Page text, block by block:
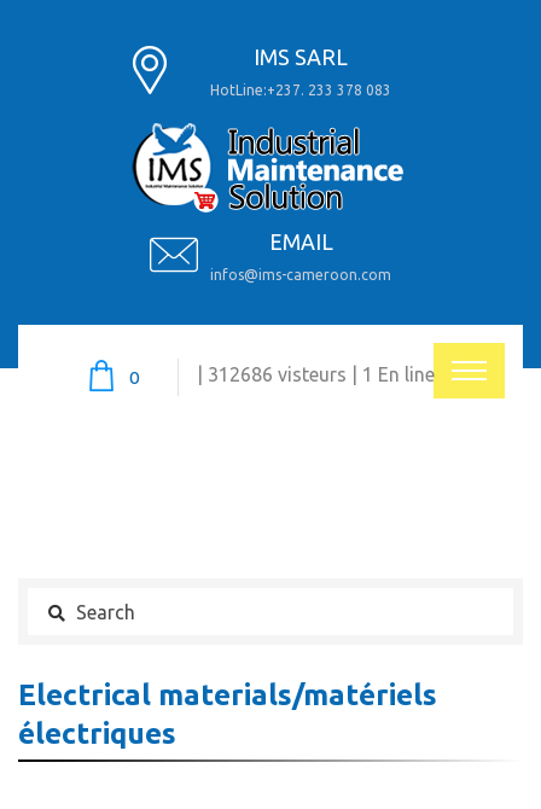
IMS SARL
HotLine:+237. 233 378 083
EMAIL
infos@ims-cameroon.com
0 | 312686 visteurs | 1 En line
Electrical materials/matériels
électriques